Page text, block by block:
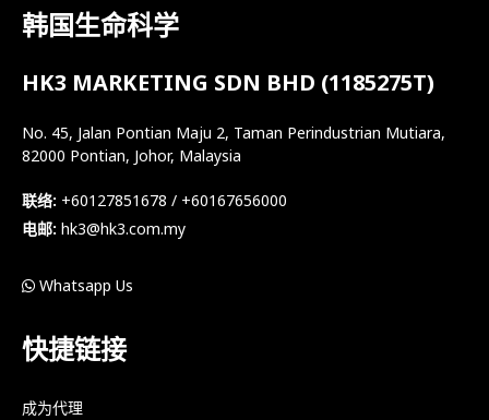
韩国生命科学
HK3 MARKETING SDN BHD (1185275T)
No. 45, Jalan Pontian Maju 2, Taman Perindustrian Mutiara,
82000 Pontian, Johor, Malaysia
联络: +60127851678 / +60167656000
电邮: hk3@hk3.com.my
Whatsapp Us
快捷链接
成为代理